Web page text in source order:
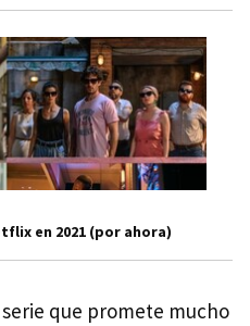
en 2021 (por ahora)
que promete mucho